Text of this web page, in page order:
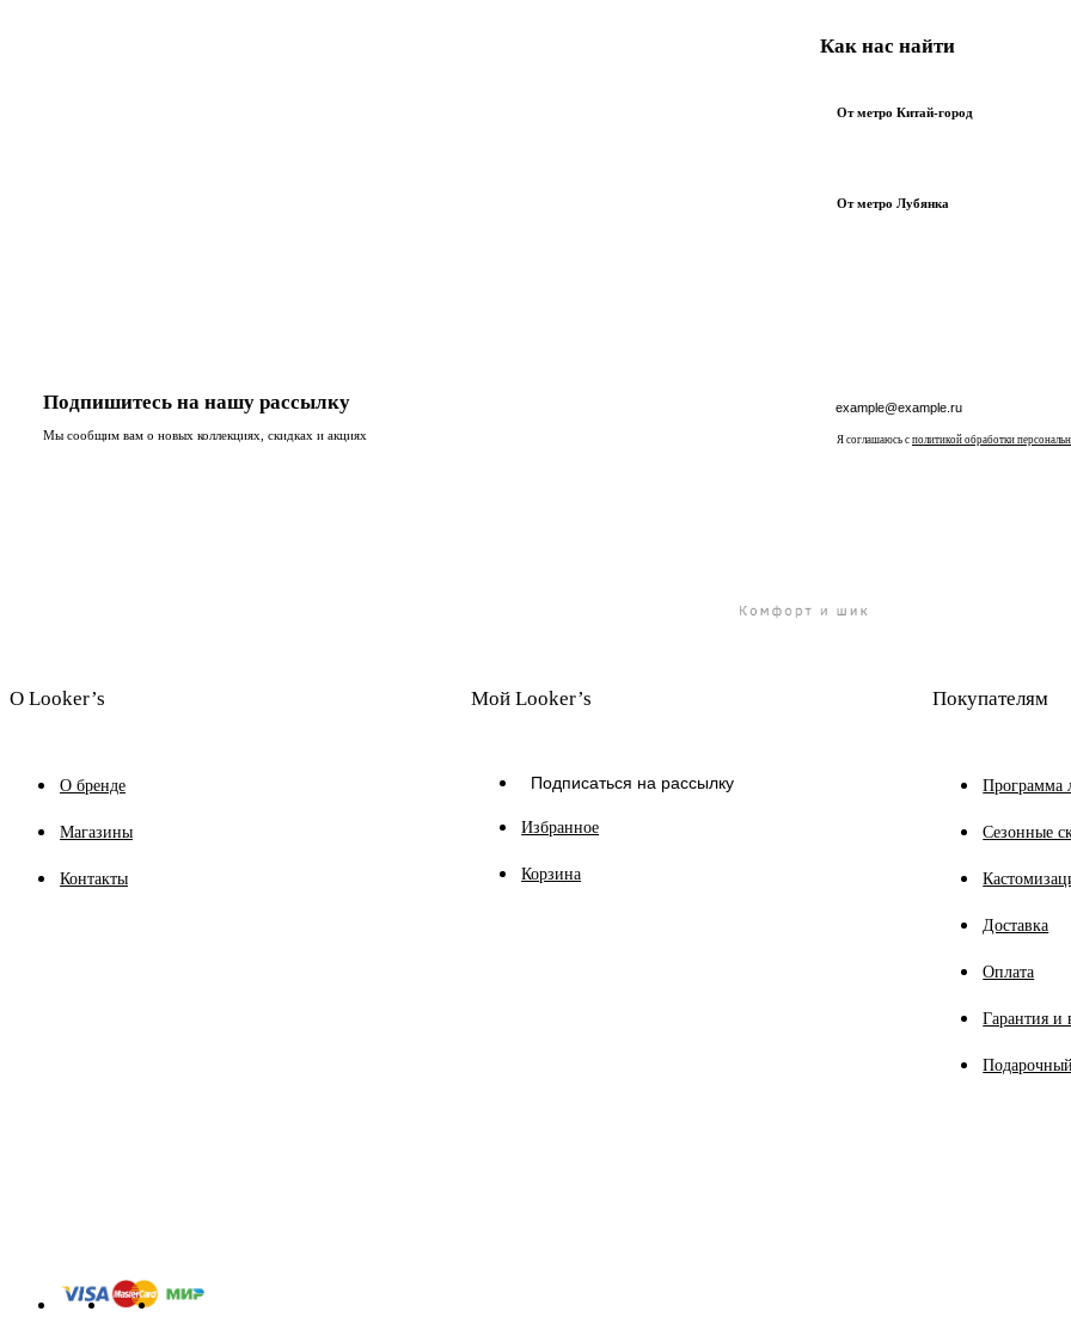
Как нас найти
От метро Китай-город
От метро Лубянка
Подпишитесь на нашу рассылку
Мы сообщим вам о новых коллекциях, скидках и акциях Я соглашаюсь с политикой обработки
О Looker’s
О бренде
Магазины
Контакты
Мой Looker’s
Подписаться на рассылку
Избранное
Корзина
Покупателям
Программа
Сезонные
Доставка
Оплата
Гарантия и